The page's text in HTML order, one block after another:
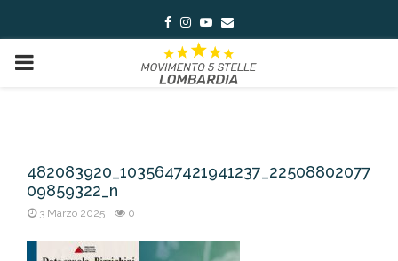
Facebook
Instagram
Youtube
Email
PRIMARY
482083920_1035647421941237_22508802077
09859322_n
3 Marzo 2025 0